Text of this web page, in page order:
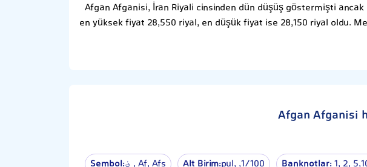
Afgan Afganisi, İran Riyali cinsinden dün düşüş göstermişti
en yüksek fiyat 28,550 riyal, en düşük fiyat ise 28,150 riyal oldu.
Afgan Afganisi